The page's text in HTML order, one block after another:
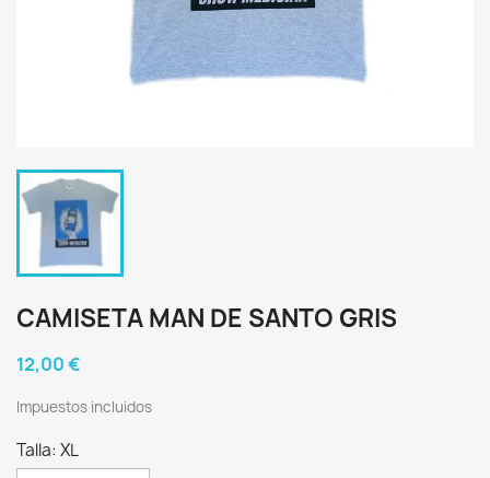
CAMISETA MAN DE SANTO GRIS
12,00 €
Impuestos incluidos
Talla: XL